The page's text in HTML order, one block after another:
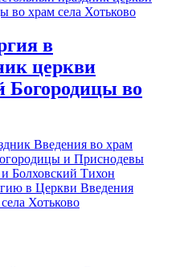
в
церкви
Богородицы во
Введения во храм
и Приснодевы
Болховский Тихон
в Церкви Введения
Хотьково